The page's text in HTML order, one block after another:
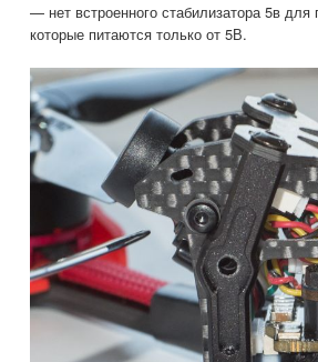
— нет встроенного стабилизатора 5в
которые питаются только от 5В.